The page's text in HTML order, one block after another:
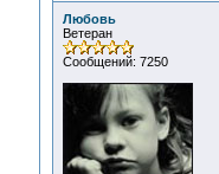
Любовь
Ветеран
Сообщений: 7250